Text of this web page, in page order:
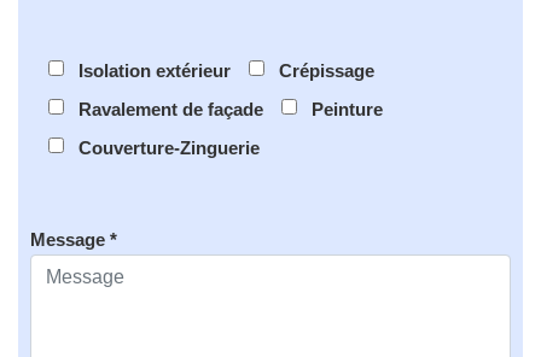
Isolation extérieur
Crépissage
Ravalement de façade
Peinture
Couverture-Zinguerie
Message *